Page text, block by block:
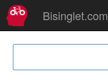
Bisinglet.com